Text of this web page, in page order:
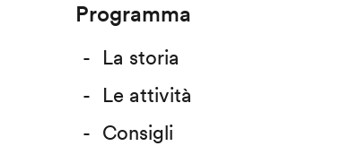
Programma
La storia
Le attività
Consigli